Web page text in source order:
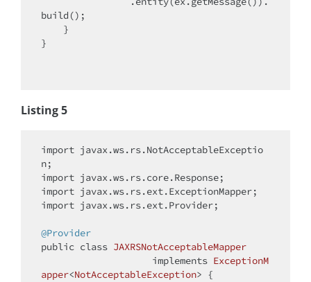
build();
}
Listing 5
import javax.ws.rs.NotAcceptableExceptio
import
import
import javax.ws.rs.ext.Provider;
@Provider
public class JAXRSNotAcceptableMapper
implements ExceptionM
apper<NotAcceptableException> {